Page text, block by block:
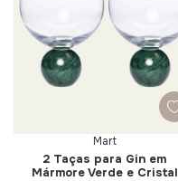
Mart
2 Taças para Gin em
Mármore Verde e Cristal